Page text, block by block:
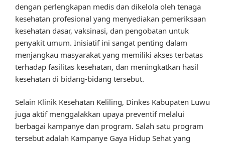
dengan perlengkapan medis dan dikelola oleh tenaga
kesehatan profesional yang menyediakan pemeriksaan
kesehatan dasar, vaksinasi, dan pengobatan untuk
penyakit umum. Inisiatif ini sangat penting dalam
menjangkau masyarakat yang memiliki akses terbatas
terhadap fasilitas kesehatan, dan meningkatkan hasil
kesehatan di bidang-bidang tersebut.
Selain Klinik Kesehatan Keliling, Dinkes Kabupaten Luwu
juga aktif menggalakkan upaya preventif melalui
berbagai kampanye dan program. Salah satu program
tersebut adalah Kampanye Gaya Hidup Sehat yang